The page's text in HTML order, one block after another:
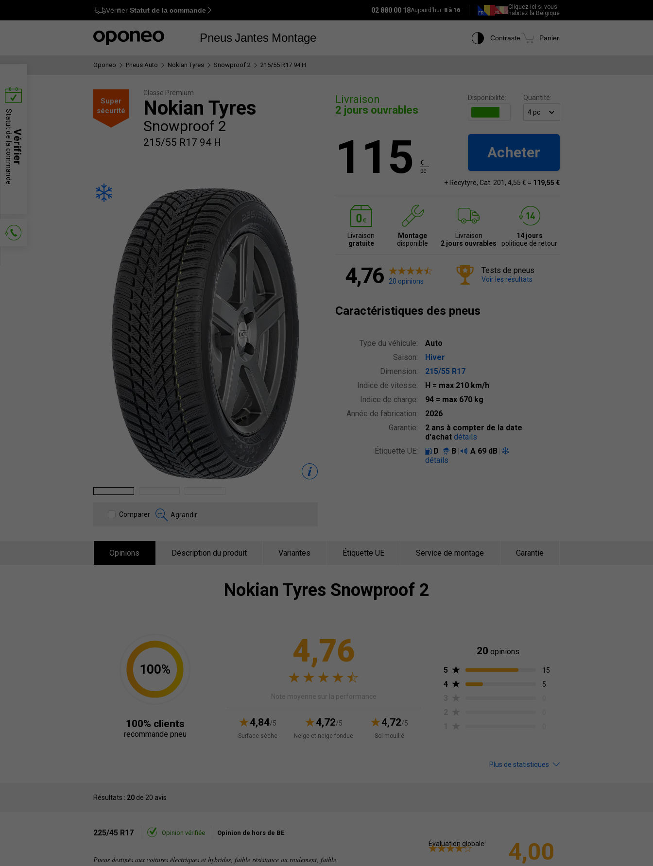
Ctrl M
Vérifier Statut de la commande 02 880 00 18Aujourd'hui: 8 à 16
Cliquez ici si vous
habitez la Belgique
Pneus Jantes Montage Contraste Panier
Oponeo Pneus Auto Nokian Tyres Snowproof 2 215/55 R17 94 H
Super
sécurité
Classe Premium
Nokian Tyres
Snowproof 2
215/55 R17 94 H
Comparer Agrandir
Livraison
2 jours ouvrables
Disponibilité: Quantité:
115
€
pc
Acheter
+ Recytyre, Cat. 201, 4,55 € = 119,55 €
Livraison
gratuite
Montage
disponible
Livraison
2 jours ouvrables
14 jours
politique de retour
4,76 20 opinions
Tests de pneus
Voir les résultats
Caractéristiques des pneus
Type du véhicule:
Auto
Saison:
Hiver
Dimension:
215/55 R17
Indice de vitesse:
H = max 210 km/h
Indice de charge:
94 = max 670 kg
Année de fabrication:
2026
Garantie:
2 ans à compter de la date
d'achat détails
Étiquette UE:
D B A 69 dB
détails
Opinions Déscription du produit Variantes Étiquette UE Service de montage Garantie
Nokian Tyres Snowproof 2
4,76
Note moyenne sur la performance
4,84/5
Surface sèche
4,72/5
Neige et neige fondue
4,72/5
Sol mouillé
100%
100% clients
recommande pneu
20 opinions
5
15
4 5
Plus de statistiques
Résultats : 20 de 20 avis
225/45 R17 Opinion vérifiée Opinion de hors de BE
Pneus destinés aux voitures électriques et hybrides, faible résistance au roulement, faible
Évaluation globale: 4,00
Vérifier
Statut de la commande